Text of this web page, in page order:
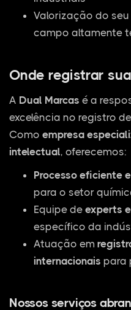
Valorização do
campo altamente
Onde registrar
A Dual Marcas é a
excelência no registro
Como empresa
intelectual, oferecemos:
Processo eficiente
para o setor
Equipe de experts
específico da
Atuação em
internacionais para
Nossos serviços